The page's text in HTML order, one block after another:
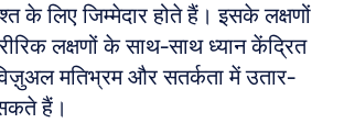
के लिए जिम्मेदार होते हैं। इसके लक्षणों
लक्षणों के साथ-साथ ध्यान केंद्रित
मतिभ्रम और सतर्कता में उतार-
हैं।